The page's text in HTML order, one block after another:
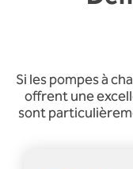
Si les pompes à
offrent une
sont